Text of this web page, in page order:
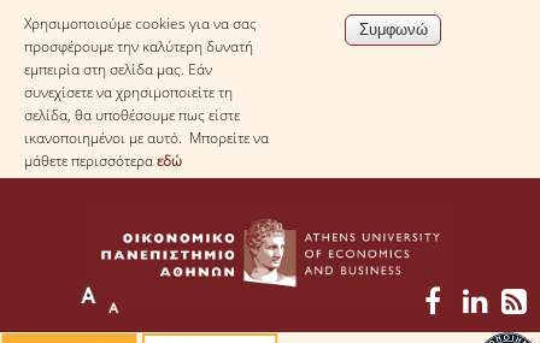
Χρησιμοποιούμε cookies για να σας
προσφέρουμε την καλύτερη δυνατή
εμπειρία στη σελίδα μας. Εάν
συνεχίσετε να χρησιμοποιείτε τη
σελίδα, θα υποθέσουμε πως είστε
ικανοποιημένοι με αυτό. Μπορείτε να
μάθετε περισσότεραεδώ